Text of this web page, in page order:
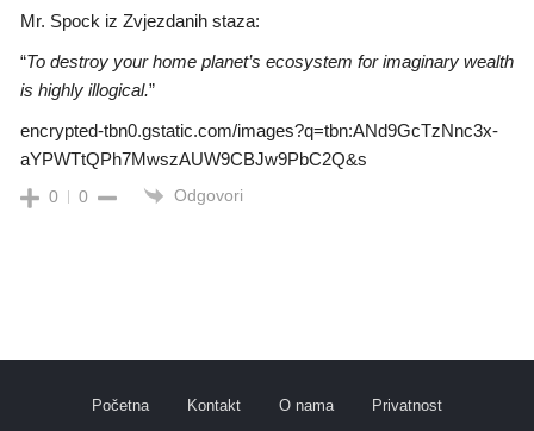
Mr. Spock iz Zvjezdanih staza:
“To destroy your home planet’s ecosystem for imaginary wealth
is highly illogical.”
encrypted-tbn0.gstatic.com/images?q=tbn:ANd9GcTzNnc3x-
aYPWTtQPh7MwszAUW9CBJw9PbC2Q&s
0 0 Odgovori
Početna Kontakt O nama Privatnost